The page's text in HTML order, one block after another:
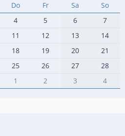
Do Fr Sa
So
4 5 6
7
11 12 13
14
18 19 20
21
25 26 27
28
1 2 3 4